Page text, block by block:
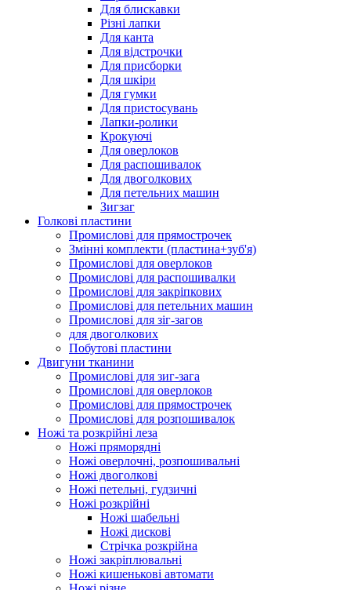
Для блискавки
Різні лапки
Для канта
Для відстрочки
Для присборки
Для шкіри
Для гумки
Для пристосувань
Лапки-ролики
Крокуючі
Для оверлоков
Для распошивалок
Для двоголкових
Для петельних машин
Зигзаг
Голкові пластини
Промислові для прямострочек
Змінні комплекти (пластина+зуб'я)
Промислові для оверлоков
Промислові для распошивалки
Промислові для закріпкових
Промислові для петельних машин
Промислові для зіг-загов
для двоголкових
Побутові пластини
Двигуни тканини
Промислові для зиг-зага
Промислові для оверлоков
Промислові для прямострочек
Промислові для розпошивалок
Ножі та розкрійні леза
Ножі пряморядні
Ножі оверлочні, розпошивальні
Ножі двоголкові
Ножі петельні, гудзичні
Ножі розкрійні
Ножі шабельні
Ножі дискові
Стрічка розкрійна
Ножі закріплювальні
Ножі кишенькові автомати